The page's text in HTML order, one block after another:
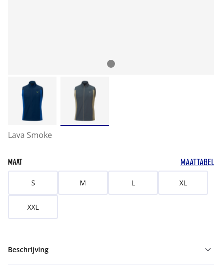
Lava Smoke
MAAT MAATTABEL
S M L XL
XXL
Beschrijving